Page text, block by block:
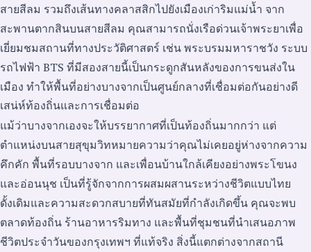
สายสีลม รวมถึงเส้นทางคลาสสิกไปยังเมืองเก่าริมแม่น้ำ จาก
สะพานตากสินบนสายสีลม คุณสามารถนั่งเรือด่วนเจ้าพระยาเพื่อ
เยี่ยมชมสถานที่ทางประวัติศาสตร์ เช่น พระบรมมหาราชวัง ระบบ
รถไฟฟ้า BTS ที่มีสองสายนี้เป็นกระดูกสันหลังของการขนส่งใน
เมือง ทำให้พื้นที่อย่างบางจากเป็นศูนย์กลางที่เชื่อมต่อกันอย่างดี
เสน่ห์ท้องถิ่นและการเชื่อมต่อ
แม้ว่าบางจากเองจะให้บรรยากาศที่เป็นท้องถิ่นมากกว่า แต่
ตำแหน่งบนสายสุขุมวิทหมายความว่าคุณไม่เคยอยู่ห่างจากความ
คึกคัก พื้นที่รอบบางจาก และเพื่อนบ้านใกล้เคียงอย่างพระโขนง
และอ่อนนุช เป็นที่รู้จักจากการผสมผสานระหว่างชีวิตแบบไทย
ดั้งเดิมและความสะดวกสบายที่ทันสมัยที่กำลังเกิดขึ้น คุณจะพบ
ตลาดท้องถิ่น ร้านอาหารริมทาง และพื้นที่ชุมชนที่นำเสนอภาพ
ชีวิตประจำวันของกรุงเทพฯ ที่แท้จริง สิ่งนี้แตกต่างจากสถานี